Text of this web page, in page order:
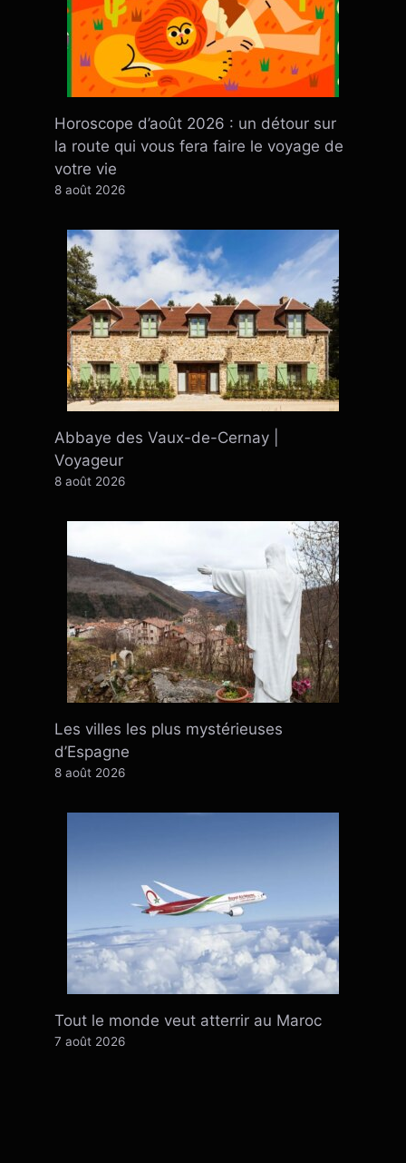
Horoscope d’août 2026 : un détour sur
la route qui vous fera faire le voyage de
votre vie
8 août 2026
Abbaye des Vaux-de-Cernay |
Voyageur
8 août 2026
Les villes les plus mystérieuses
d’Espagne
8 août 2026
Tout le monde veut atterrir au Maroc
7 août 2026